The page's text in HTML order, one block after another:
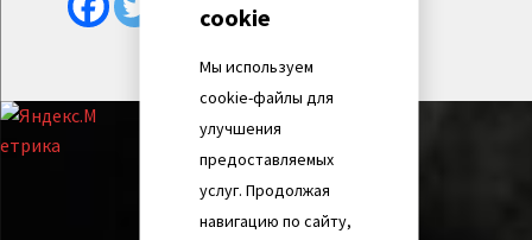
cookie
Мы используем
cookie-файлы для
улучшения
предоставляемых
услуг. Продолжая
навигацию по сайту,